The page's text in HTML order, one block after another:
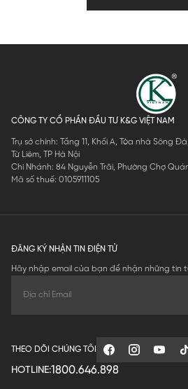
CÔNG TY CỔ PHẦN ĐẦU TƯ K&G VIỆT NAM
Trụ sở chính: Tầng 11, Khối A, Tòa nhà Sông
Từ Liêm, TP Hà Nội
Chi Nhánh: 84 Nguyễn Trãi, Phường Chợ
Mã số thuế: 0105911105
ĐĂNG KÝ NHẬN TIN ĐIỆN TỬ
Hãy nhập email của bạn để nhận những tin
THEO DÕI CHÚNG TÔI
HOTLINE:1800.646.898